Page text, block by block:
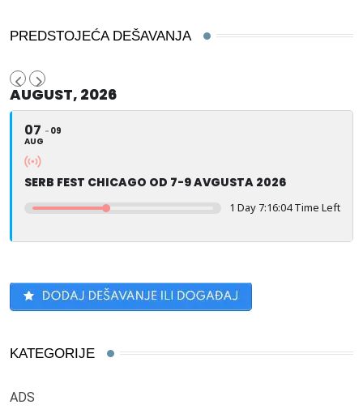
PREDSTOJEĆA DEŠAVANJA
AUGUST, 2026
07
AUG
09
SERB FEST CHICAGO OD 7-9 AVGUSTA 2026
1 Day 7:16:04 Time Left
KATEGORIJE
ADS